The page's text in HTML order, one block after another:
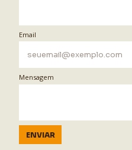
Email
Mensagem
ENVIAR